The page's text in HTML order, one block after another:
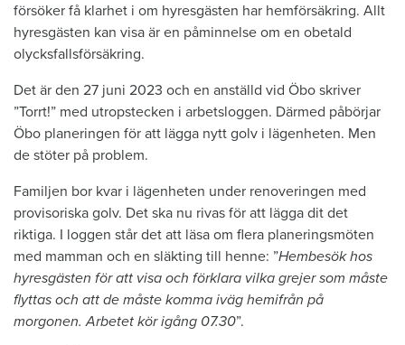
försöker få klarhet i om hyresgästen har hemförsäkring. Allt
hyresgästen kan visa är en påminnelse om en obetald
olycksfallsförsäkring.
Det är den 27 juni 2023 och en anställd vid Öbo skriver
”Torrt!” med utropstecken i arbetsloggen. Därmed påbörjar
Öbo planeringen för att lägga nytt golv i lägenheten. Men
de stöter på problem.
Familjen bor kvar i lägenheten under renoveringen med
provisoriska golv. Det ska nu rivas för att lägga dit det
riktiga. I loggen står det att läsa om flera planeringsmöten
med mamman och en släkting till henne: ”Hembesök hos
hyresgästen för att visa och förklara vilka grejer som måste
flyttas och att de måste komma iväg hemifrån på
morgonen. Arbetet kör igång 07.30”.